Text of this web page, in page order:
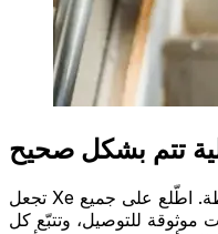
تتم بشكل صحيح
تجعل Xe التحويلات المالية الدولية سهلة وبسيطة. اطّلع على جميع
موثوقة للتوصيل، وتتبّع كل